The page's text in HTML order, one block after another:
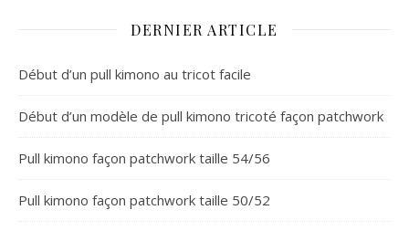
DERNIER ARTICLE
Début d’un pull kimono au tricot facile
Début d’un modèle de pull kimono tricoté façon patchwork
Pull kimono façon patchwork taille 54/56
Pull kimono façon patchwork taille 50/52